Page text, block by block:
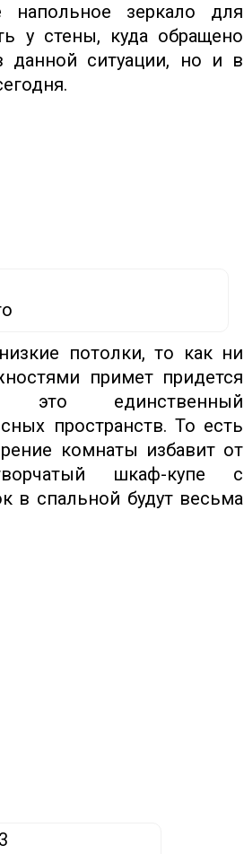
напольное зеркало для
у стены, куда обращено
данной ситуации, но и в
потолки, то как ни
примет придется
это единственный
пространств. То есть
комнаты избавит от
шкаф-купе с
в спальной будут весьма